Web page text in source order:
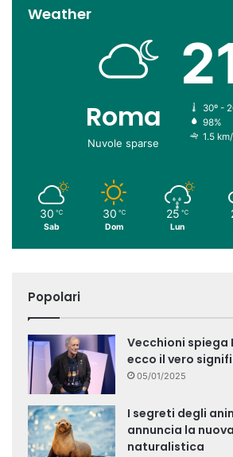
Weather
Roma
Nuvole sparse
30º -
98%
1.5
30 ℃
Sab
30 ℃
Dom
25 ℃
Lun
Popolari
Vecchioni spiega
ecco il vero
05/01/2025
I segreti degli
annuncia la
naturalistica